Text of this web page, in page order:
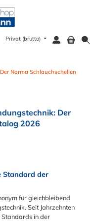
Privat (brutto)
Norma Schlauchschellen
Der
2026
Standard der
für gleichbleibend
Seit Jahrzehnten
in der